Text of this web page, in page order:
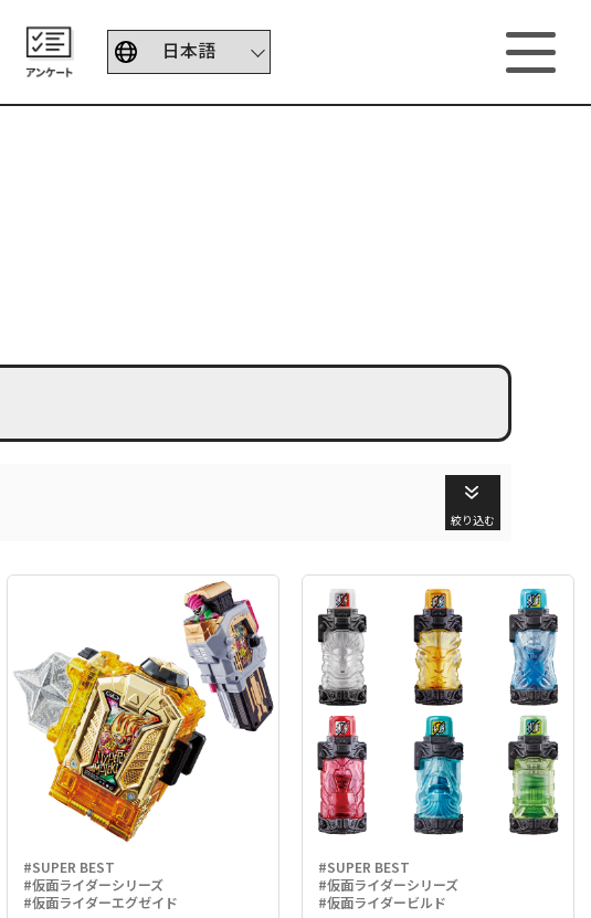
絞り込む
#SUPER BEST
#仮面ライダーシリーズ
#仮面ライダーエグゼイド
#SUPER BEST
#仮面ライダーシリーズ
#仮面ライダービルド